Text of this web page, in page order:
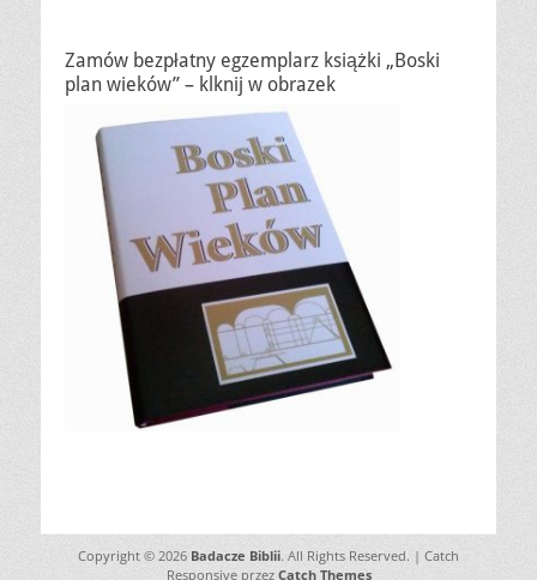
Zamów bezpłatny egzemplarz książki „Boski
plan wieków” – klknij w obrazek
Copyright © 2026 Badacze Biblii. All Rights Reserved. | Catch
Responsive przez Catch Themes